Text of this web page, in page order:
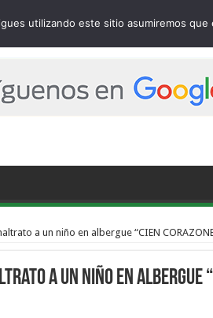
a un niño en albergue “CIEN
a un niño en albergue
utilizando este sitio asumiremos que